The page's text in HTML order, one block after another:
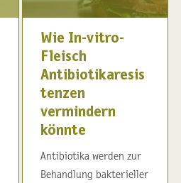
Wie In-vitro-
Fleisch
Antibiotikaresis
tenzen
vermindern
könnte
Antibiotika werden zur
Behandlung bakterieller